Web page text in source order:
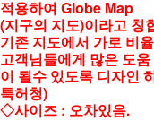
적용하여 Globe Map
(지구의 지도)이라고 칭
기존 지도에서 가로 비
고객님들에게 많은 도움
이 될수 있도록 디자인
특허청)
◇사이즈 : 오차있음.